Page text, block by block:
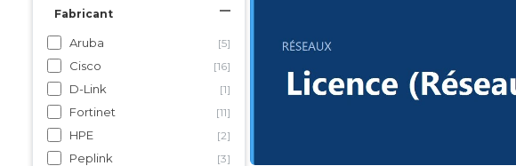
Fabricant
Aruba [5]
Cisco [16]
D-Link [1]
Fortinet [11]
HPE [2]
Peplink [3]